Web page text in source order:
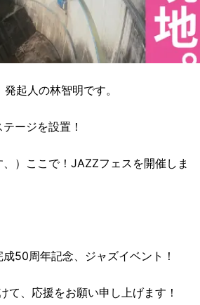
起人の林智明です。
ージを設置！
）ここで！JAZZフェスを開催しま
50周年記念、ジャズイベント！
、応援をお願い申し上げます！